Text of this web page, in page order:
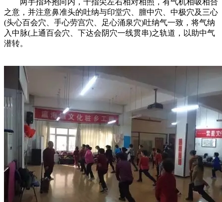
两手指环抱向内，十指尖左右相对相照，有气机相吸相合
之意，并注意鼻准头的吐纳与印堂穴、膻中穴、中极穴及三心
(头心百会穴、手心劳宫穴、足心涌泉穴)吐纳气一致，将气纳
入中脉(上通百会穴、下达会阴穴一线贯串)之轨道，以助中气
潜转。 ​